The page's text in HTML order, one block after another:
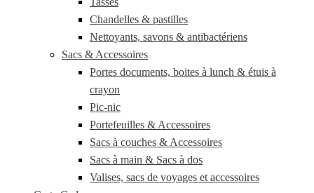
Chandelles & pastilles
Nettoyants, savons & antibactériens
Sacs & Accessoires
Portes documents, boites à lunch & étuis à
crayon
Pic-nic
Portefeuilles & Accessoires
Sacs à couches & Accessoires
Sacs à main & Sacs à dos
Valises, sacs de voyages et accessoires